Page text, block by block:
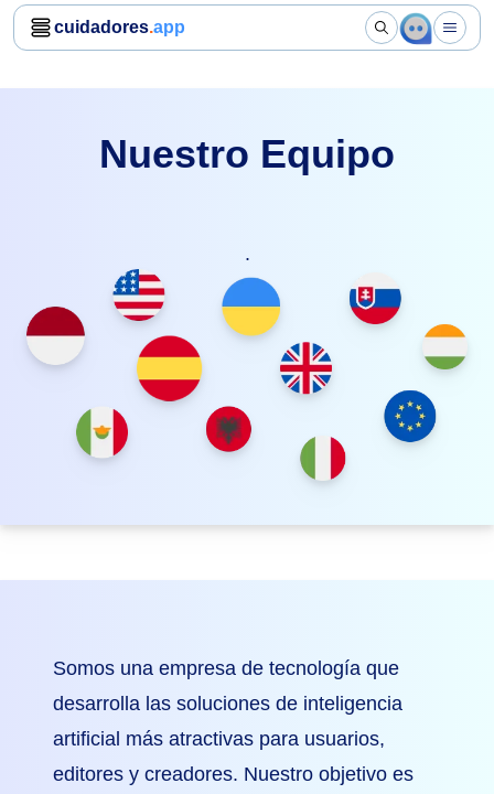
cuidadores.app
Nuestro Equipo
.
Somos una empresa de tecnología que
desarrolla las soluciones de inteligencia
artificial más atractivas para usuarios,
editores y creadores. Nuestro objetivo es